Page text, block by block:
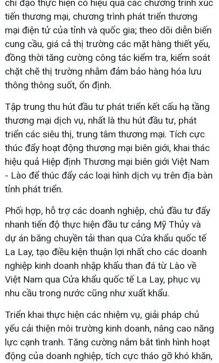
chỉ đạo thực hiện có hiệu quả các chương trình xúc
tiến thương mại, chương trình phát triển thương
mại điện tử của tỉnh và quốc gia; theo dõi diễn biến
cung cầu, giá cả thị trường các mặt hàng thiết yếu,
đồng thời tăng cường công tác kiểm tra, kiểm soát
chặt chẽ thị trường nhằm đảm bảo hàng hóa lưu
thông thông suốt, ổn định.
Tập trung thu hút đầu tư phát triển kết cấu hạ tầng
thương mại dịch vụ, nhất là thu hút đầu tư, phát
triển các siêu thị, trung tâm thương mại. Tích cực
thúc đẩy hoạt động thương mại biên giới, khai thác
hiệu quả Hiệp định Thương mại biên giới Việt Nam
- Lào để thúc đẩy các loại hình dịch vụ trên địa bàn
tỉnh phát triển.
Phối hợp, hỗ trợ các doanh nghiệp, chủ đầu tư đẩy
nhanh tiến độ thực hiện đầu tư cảng Mỹ Thủy và
dự án băng chuyền tải than qua Cửa khẩu quốc tế
La Lay, tạo điều kiện thuận lợi nhất cho các doanh
nghiệp kinh doanh nhập khẩu than đá từ Lào về
Việt Nam qua Cửa khẩu quốc tế La Lay, phục vụ
nhu cầu trong nước cũng như xuất khẩu.
Triển khai thực hiện các nhiệm vụ, giải pháp chủ
yếu cải thiện môi trường kinh doanh, nâng cao năng
lực cạnh tranh. Tăng cường nắm bắt tình hình hoạt
động của doanh nghiệp, tích cực tháo gỡ khó khăn,